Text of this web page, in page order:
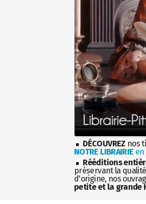
DÉCOUVREZ nos
NOTRE LIBRAIRIE en
Rééditions
préservant la
d'origine, nos
petite et la grande